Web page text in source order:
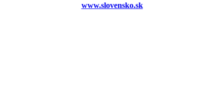
www.slovensko.sk